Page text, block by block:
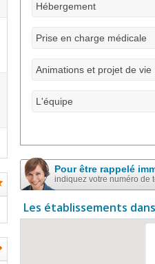
Hébergement
Prise en charge médicale
Animations et projet de vie
L'équipe
Pour être rappelé
indiquez votre numéro de
Les établissements